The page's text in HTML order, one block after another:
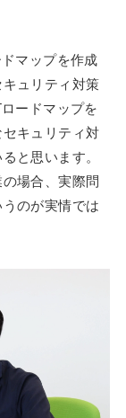
マップを作成
ュリティ対策
ードマップを
キュリティ対
と思います。
場合、実際問
のが実情では